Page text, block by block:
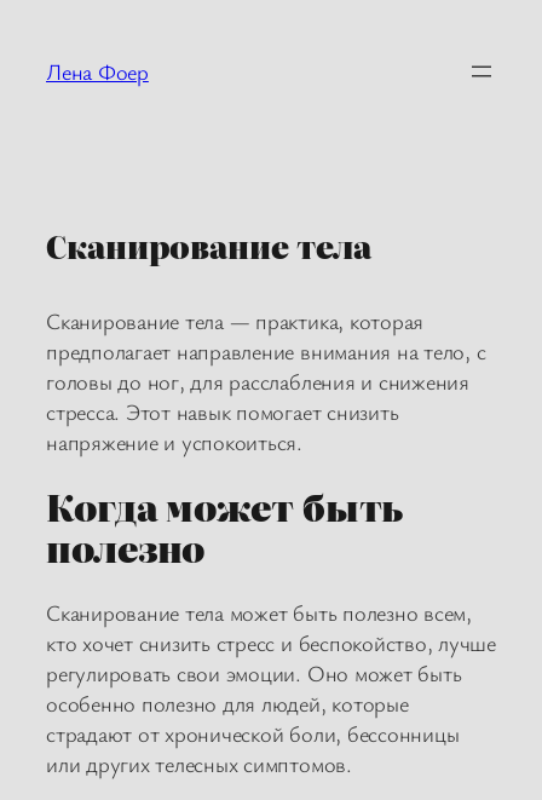
содержимому
Лена Фоер
Сканирование тела
Сканирование тела — практика, которая
предполагает направление внимания на тело, с
головы до ног, для расслабления и снижения
стресса. Этот навык помогает снизить
напряжение и успокоиться.
Когда может быть
полезно
Сканирование тела может быть полезно всем,
кто хочет снизить стресс и беспокойство, лучше
регулировать свои эмоции. Оно может быть
особенно полезно для людей, которые
страдают от хронической боли, бессонницы
или других телесных симптомов.